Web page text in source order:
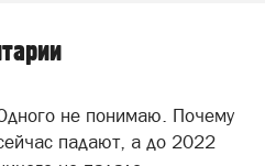
не понимаю. Почему
падают, а до 2022